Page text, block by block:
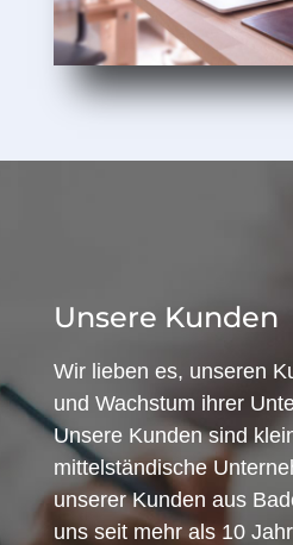
Unsere Kunden
Wir lieben es, unseren
und Wachstum ihrer
Unsere Kunden sind
mittelständische
unserer Kunden aus
uns seit mehr als 10